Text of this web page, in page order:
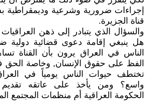
إجراءات ضرورية وشرعية وديمقراطية
قناة الجزيرة.
والسؤال الذي يتبادر إلى ذهن
هل ينبغي إقامة دعوى قضائية دولية
الناس في العراق يرون بأن القناة
الفظ على حقوق الإنسان, وخاصة الحق
تختطف حيوات الناس يومياً في
واسع؟ ومن يأخذ على عاتقه
الحكومة العراقية أم منظمات المجتمع